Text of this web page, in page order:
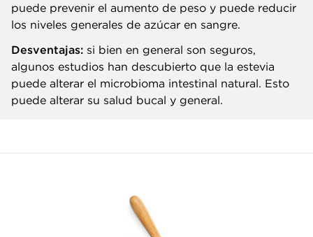
puede prevenir el aumento de peso y puede reducir
los niveles generales de azúcar en sangre.
Desventajas: si bien en general son seguros,
algunos estudios han descubierto que la estevia
puede alterar el microbioma intestinal natural. Esto
puede alterar su salud bucal y general.